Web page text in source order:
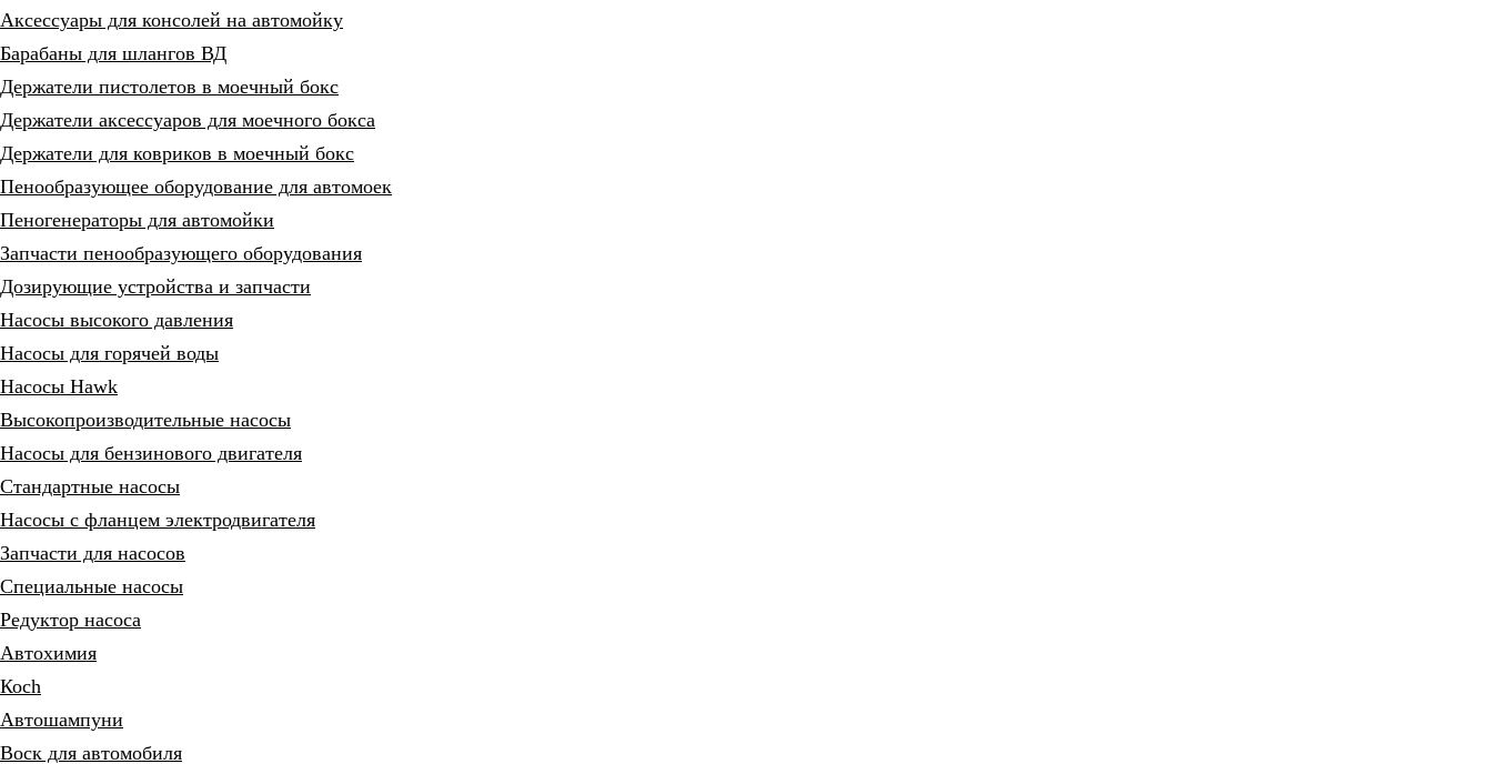
Аксессуары для консолей на автомойку
Барабаны для шлангов ВД
Держатели пистолетов в моечный бокс
Держатели аксессуаров для моечного бокса
Держатели для ковриков в моечный бокс
Пенообразующее оборудование для автомоек
Пеногенераторы для автомойки
Запчасти пенообразующего оборудования
Дозирующие устройства и запчасти
Насосы высокого давления
Насосы для горячей воды
Насосы Hawk
Высокопроизводительные насосы
Насосы для бензинового двигателя
Стандартные насосы
Насосы с фланцем электродвигателя
Запчасти для насосов
Специальные насосы
Редуктор насоса
Автохимия
Коch
Автошампуни
Воск для автомобиля